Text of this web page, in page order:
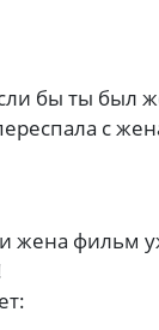
бы ты был
с
жена фильм